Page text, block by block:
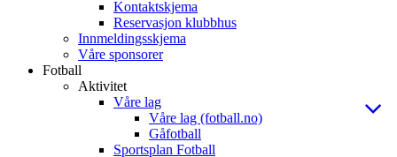
Kontaktskjema
Reservasjon klubbhus
Innmeldingsskjema
Våre sponsorer
Fotball
Aktivitet
Våre lag
Våre lag (fotball.no)
Gåfotball
Sportsplan Fotball